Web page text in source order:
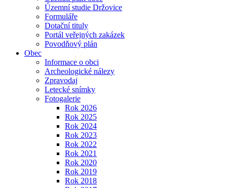
Územní studie Držovice
Formuláře
Dotační tituly
Portál veřejných zakázek
Povodňový plán
Obec
Informace o obci
Archeologické nálezy
Zpravodaj
Letecké snímky
Fotogalerie
Rok 2026
Rok 2025
Rok 2024
Rok 2023
Rok 2022
Rok 2021
Rok 2020
Rok 2019
Rok 2018